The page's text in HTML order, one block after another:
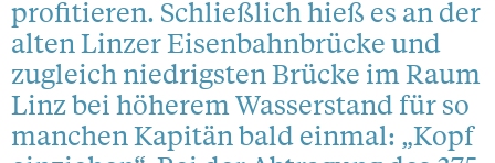
profitieren. Schließlich hieß es an der
alten Linzer Eisenbahnbrücke und
zugleich niedrigsten Brücke im Raum
Linz bei höherem Wasserstand für so
manchen Kapitän bald einmal: „Kopf